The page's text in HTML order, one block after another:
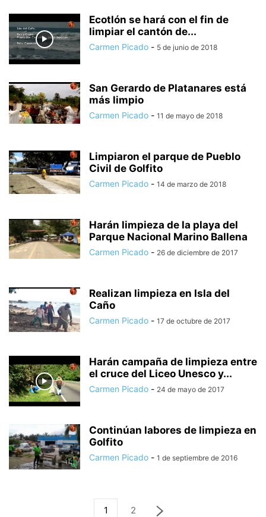
Ecotlón se hará con el fin de
limpiar el cantón de...
Carmen Picado - 5 de junio de 2018
San Gerardo de Platanares está
más limpio
Carmen Picado - 11 de mayo de 2018
Limpiaron el parque de Pueblo
Civil de Golfito
Carmen Picado - 14 de marzo de 2018
Harán limpieza de la playa del
Parque Nacional Marino Ballena
Carmen Picado - 26 de diciembre de 2017
Realizan limpieza en Isla del
Caño
Carmen Picado - 17 de octubre de 2017
Harán campaña de limpieza entre
el cruce del Liceo Unesco y...
Carmen Picado - 24 de mayo de 2017
Continúan labores de limpieza en
Golfito
Carmen Picado - 1 de septiembre de 2016
1 2